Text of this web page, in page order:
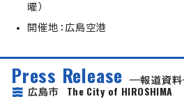
曜）
開催地：広島空港
Press Release
報道資料
広島市 The City of HIROSHIMA